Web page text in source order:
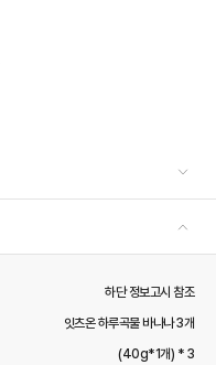
하단 정보고시 참조
잇츠온 하루곡물 바나나 3개
(40g*1개) * 3